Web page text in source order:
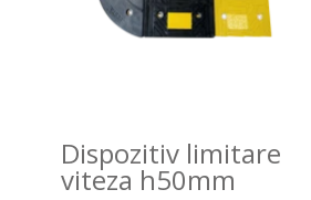
Dispozitiv limitare
viteza h50mm